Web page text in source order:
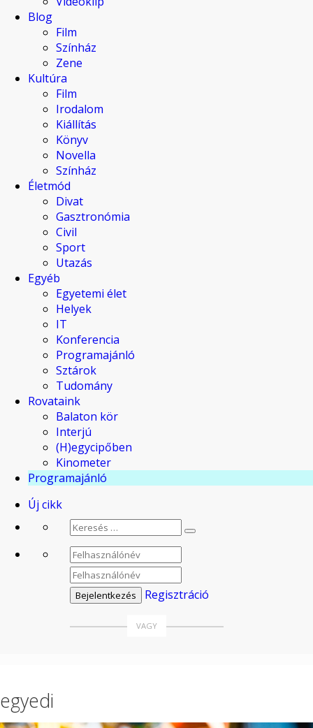
Blog
Film
Színház
Zene
Kultúra
Film
Irodalom
Kiállítás
Könyv
Novella
Színház
Életmód
Divat
Gasztronómia
Civil
Sport
Utazás
Egyéb
Egyetemi élet
Helyek
IT
Konferencia
Programajánló
Sztárok
Tudomány
Rovataink
Balaton kör
Interjú
(H)egycipőben
Kinometer
Programajánló
Új cikk
Regisztráció
egyedi